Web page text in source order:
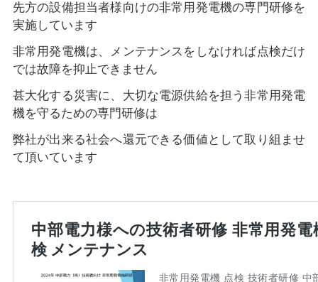
先方の設備担当者様向けの非常用発電機の専門研修を
実施しています
非常用発電機は、メンテナンスをしなければ点検だけ
では故障を抑止できません
甚大化する災害に、大切な電源供給を担う非常用発電
機を守るための専門研修は
弊社が出来る社会へ還元できる価値として取り組ませ
て頂いています